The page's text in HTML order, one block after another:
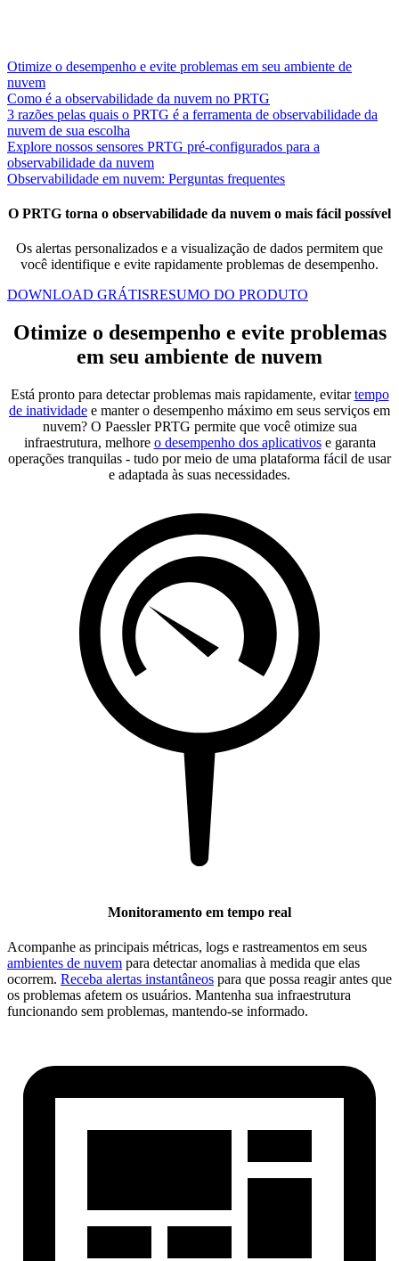
Otimize o desempenho e evite problemas em seu ambiente de
nuvem
Como é a observabilidade da nuvem no PRTG
3 razões pelas quais o PRTG é a ferramenta de observabilidade da
nuvem de sua escolha
Explore nossos sensores PRTG pré-configurados para a
observabilidade da nuvem
Observabilidade em nuvem: Perguntas frequentes
O PRTG torna o observabilidade da nuvem o mais fácil possível
Os alertas personalizados e a visualização de dados permitem que
você identifique e evite rapidamente problemas de desempenho.
DOWNLOAD GRÁTISRESUMO DO PRODUTO
Otimize o desempenho e evite problemas
em seu ambiente de nuvem
Está pronto para detectar problemas mais rapidamente, evitartempo
de inatividade e manter o desempenho máximo em seus serviços em
nuvem? O Paessler PRTG permite que você otimize sua
infraestrutura, melhore o desempenho dos aplicativose garanta
operações tranquilas - tudo por meio de uma plataforma fácil de usar
e adaptada às suas necessidades.
Monitoramento em tempo real
Acompanhe as principais métricas, logs e rastreamentos em seus
ambientes de nuvem para detectar anomalias à medida que elas
ocorrem. Receba alertas instantâneos para que possa reagir antes que
os problemas afetem os usuários. Mantenha sua infraestrutura
funcionando sem problemas, mantendo-se informado.